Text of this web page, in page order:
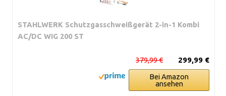
STAHLWERK Schutzgasschweißgerät 2-in-1 Kombi
AC/DC WIG 200 ST
299,99 €
379,99 €
Bei Amazon
ansehen